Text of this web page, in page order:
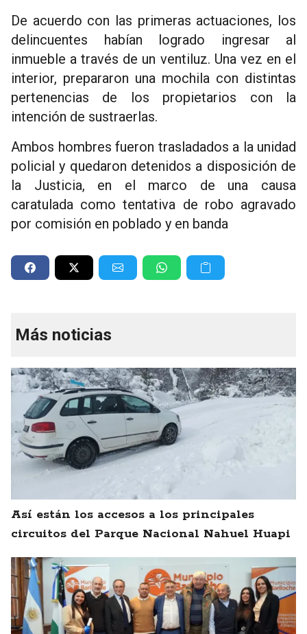
De acuerdo con las primeras actuaciones, los
delincuentes habían logrado ingresar al
inmueble a través de un ventiluz. Una vez en el
interior, prepararon una mochila con distintas
pertenencias de los propietarios con la
intención de sustraerlas.
Ambos hombres fueron trasladados a la unidad
policial y quedaron detenidos a disposición de
la Justicia, en el marco de una causa
caratulada como tentativa de robo agravado
por comisión en poblado y en banda
Más noticias
Así están los accesos a los principales
circuitos del Parque Nacional Nahuel Huapi